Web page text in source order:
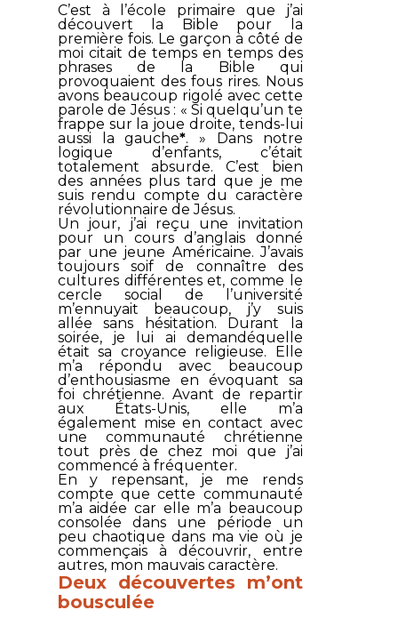
C’est à l’école primaire que j’ai
découvert la Bible pour la
première fois. Le garçon à côté de
moi citait de temps en temps des
phrases de la Bible qui
provoquaient des fous rires. Nous
avons beaucoup rigolé avec cette
parole de Jésus : « Si quelqu’un te
frappe sur la joue droite, tends-lui
aussi la gauche*. » Dans notre
logique d’enfants, c’était
totalement absurde. C’est bien
des années plus tard que je me
suis rendu compte du caractère
révolutionnaire de Jésus.
Un jour, j’ai reçu une invitation
pour un cours d’anglais donné
par une jeune Américaine. J’avais
toujours soif de connaître des
cultures différentes et, comme le
cercle social de l’université
m’ennuyait beaucoup, j’y suis
allée sans hésitation. Durant la
soirée, je lui ai demandéquelle
était sa croyance religieuse. Elle
m’a répondu avec beaucoup
d’enthousiasme en évoquant sa
foi chrétienne. Avant de repartir
aux États-Unis, elle m’a
également mise en contact avec
une communauté chrétienne
tout près de chez moi que j’ai
commencé à fréquenter.
En y repensant, je me rends
compte que cette communauté
m’a aidée car elle m’a beaucoup
consolée dans une période un
peu chaotique dans ma vie où je
commençais à découvrir, entre
autres, mon mauvais caractère.
Deux découvertes m’ont
bousculée